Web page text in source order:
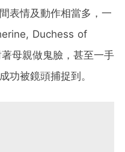
表情及動作相當多，一
Duchess of
母親做鬼臉，甚至一手
功被鏡頭捕捉到。